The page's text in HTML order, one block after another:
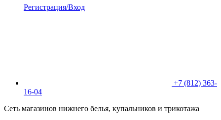
Регистрация/Вход
+7 (812) 363-
16-04
Сеть магазинов нижнего белья, купальников и трикотажа